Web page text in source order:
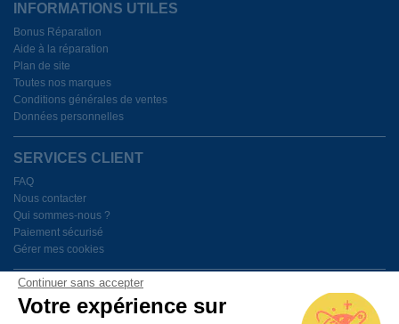
Continuer sans accepter
Votre expérience sur
INFORMATIONS UTILES
Bonus Réparation
Aide à la réparation
Plan de site
Toutes nos marques
Conditions générales de ventes
Données personnelles
SERVICES CLIENT
FAQ
Nous contacter
Qui sommes-nous ?
Paiement sécurisé
Gérer mes cookies
BESOIN D'AIDE ?